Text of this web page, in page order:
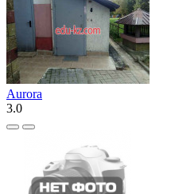
Aurora
3.0